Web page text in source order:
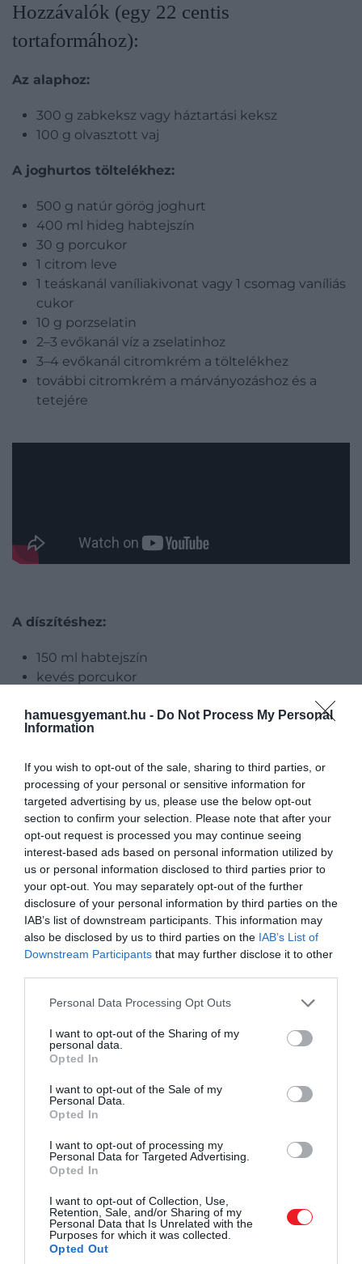
hamuesgyemant.hu - Do Not Process My Personal
Information
If you wish to opt-out of the sale, sharing to third parties, or
processing of your personal or sensitive information for
targeted advertising by us, please use the below opt-out
section to confirm your selection. Please note that after your
opt-out request is processed you may continue seeing
interest-based ads based on personal information utilized by
us or personal information disclosed to third parties prior to
your opt-out. You may separately opt-out of the further
disclosure of your personal information by third parties on the
IAB’s list of downstream participants. This information may
also be disclosed by us to third parties on the IAB’s List of
Downstream Participants that may further disclose it to other
Please note that this website/app uses one or more Google
not limited to your visit or usage behaviour. You may click to
grant or deny consent to Google and its third-party tags to
use your data for below specified purposes in below Google
consent section.
Personal Data Processing Opt Outs
I want to opt-out of the Sharing of my
personal data.
Opted In
I want to opt-out of the Sale of my
Personal Data.
Opted In
I want to opt-out of processing my
Personal Data for Targeted Advertising.
Opted In
I want to opt-out of Collection, Use,
Retention, Sale, and/or Sharing of my
Personal Data that Is Unrelated with the
Purposes for which it was collected.
Opted Out
Hozzávalók (egy 22 centis
tortaformához):
Az alaphoz:
300 g zabkeksz vagy háztartási keksz
100 g olvasztott vaj
A joghurtos töltelékhez:
500 g natúr görög joghurt
400 ml hideg habtejszín
30 g porcukor
1 citrom leve
1 teáskanál vaníliakivonat vagy 1 csomag vaníliás
cukor
10 g porzselatin
2–3 evőkanál víz a zselatinhoz
3–4 evőkanál citromkrém a töltelékhez
további citromkrém a márványozáshoz és a
tetejére
A díszítéshez:
150 ml habtejszín
kevés porcukor
kevés citromhéj vagy citromszelet, ízlés szerint
Ez is érdekelhet!
Limoncello, mascarpone és piskóta:
ilyen az olaszok tökéletes nyári tortája
Elkészítés:
Aprítsuk finom morzsává a kekszet, majd
keverjük össze az olvasztott vajjal. Nyomkodjuk egy
sütőpapírral bélelt kapcsos tortaforma aljába, és
simítsuk el alaposan, hogy egyenletes, tömör alapot
kapjunk.Tegyük hűtőbe, amíg elkészítjük a
hozzá 2-3 evőkanál hideg vizet, és hagyjuk 5-10
percig duzzadni. Közben a görög joghurtot keverjük
tejszínt verjük kemény habbá egy külön tálban.
amíg teljesen feloldódik, de ne forraljuk. Adjunk
hozzá néhány kanál joghurtos keveréket, és
keverjük simára, hogy kiegyenlítsük a
hőmérsékletét. Ezután csorgassuk vissza a
zselatinos részt a joghurtos krémbe, és alaposan
dolgozzuk el. Forgassuk bele a felvert tejszínt, majd